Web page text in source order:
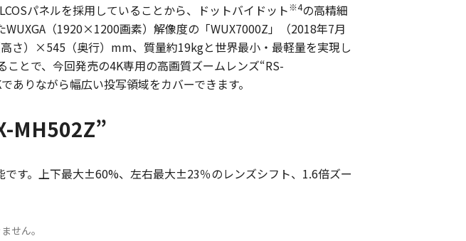
パネルを採用していることから、ドットバイドット※4の高精細
（1920×1200画素）解像度の「WUX7000Z」（2018年7月
さ）×545（奥行）mm、質量約19kgと世界最小・最軽量を実現し
とで、今回発売の4K専用の高画質ズームレンズ“RS-
ありながら幅広い投写領域をカバーできます。
MH502Z”
です。上下最大±60%、左右最大±23％のレンズシフト、1.6倍ズー
せん。